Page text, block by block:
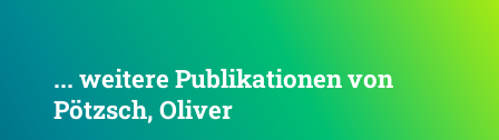
... weitere Publikationen von
Pötzsch, Oliver